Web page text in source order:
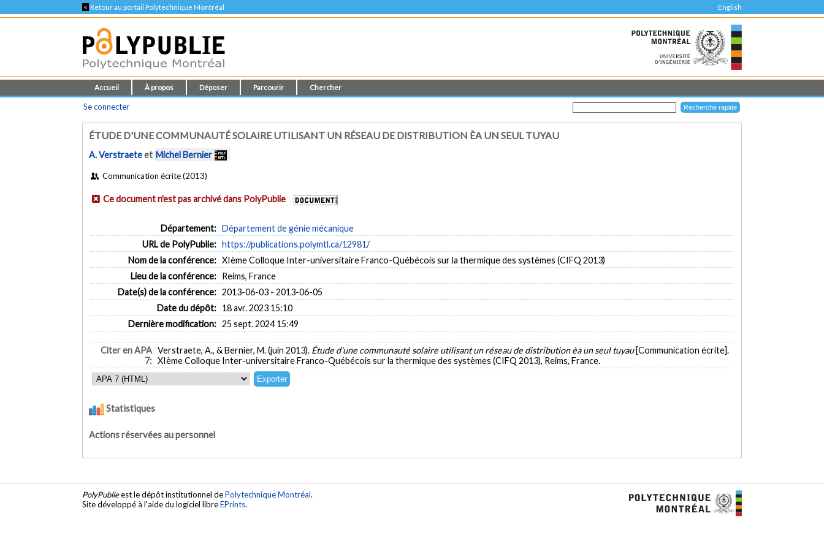
< Retour au portail Polytechnique Montréal English
Accueil À propos Déposer Parcourir Chercher
Se connecter
ÉTUDE D'UNE COMMUNAUTÉ SOLAIRE UTILISANT UN RÉSEAU DE DISTRIBUTION ÈA UN SEUL TUYAU
A. Verstraeteet Michel Bernier
Communication écrite (2013)
Ce document n'est pas archivé dans PolyPublie
Département: Département de génie mécanique
URL de PolyPublie: https://publications.polymtl.ca/12981/
Nom de la conférence: XIème Colloque Inter-universitaire Franco-Québécois sur la thermique des systèmes (CIFQ 2013)
Lieu de la conférence: Reims, France
Date(s) de la conférence: 2013-06-03 - 2013-06-05
Date du dépôt: 18 avr. 2023 15:10
Dernière modification: 25 sept. 2024 15:49
Citer en APA
7:
Verstraete, A., & Bernier, M. (juin 2013). Étude d'une communauté solaire utilisant un réseau de distribution èa un seul tuyau [Communication écrite].
XIème Colloque Inter-universitaire Franco-Québécois sur la thermique des systèmes (CIFQ 2013), Reims, France.
Statistiques
Actions réservées au personnel
PolyPublieest le dépôt institutionnel dePolytechnique Montréal.
Site développé à l'aide du logiciel libreEPrints.